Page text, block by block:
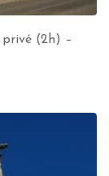
(2h) –